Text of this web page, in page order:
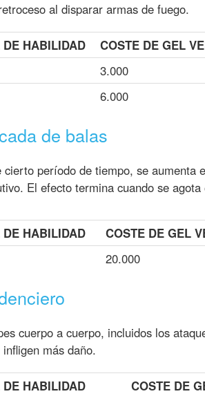
al disparar armas de fuego.
DE HABILIDAD COSTE DE GEL
3.000
6.000
de balas
cierto período de tiempo, se aumenta
El efecto termina cuando se
DE HABILIDAD COSTE DE GEL
20.000
cuerpo a cuerpo, incluidos los
infligen más daño.
DE HABILIDAD COSTE DE